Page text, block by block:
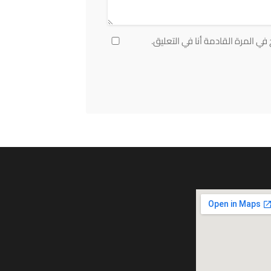
المرة القادمة أنا في التعليق.